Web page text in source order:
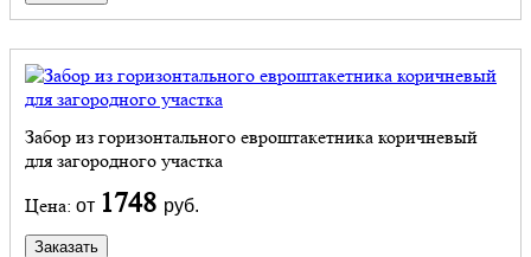
Забор из горизонтального евроштакетника коричневый
для загородного участка
Цена: от 1748 руб.
Заказать